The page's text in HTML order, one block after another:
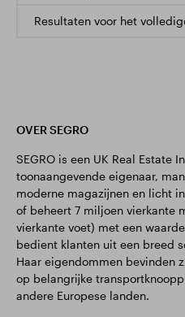
Resultaten voor het
OVER SEGRO
SEGRO is een UK Real Estate
toonaangevende eigenaar,
moderne magazijnen en licht
of beheert 7 miljoen vierkante
vierkante voet) met een
bedient klanten uit een breed
Haar eigendommen bevinden
op belangrijke
andere Europese landen.